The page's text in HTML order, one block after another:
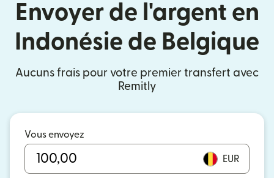
Envoyer de l'argent en
Indonésie de Belgique
Aucuns frais pour votre premier transfert avec
Remitly
Vous envoyez
EUR